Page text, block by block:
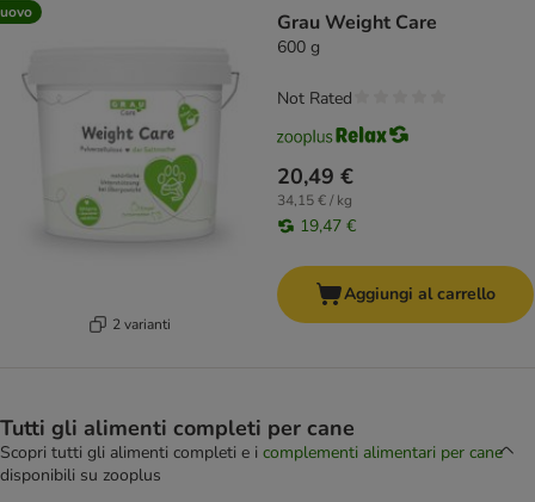
2 varianti
Grau Weight Care
600 g
20,49 €
34,15 € / kg
19,47 €
Not Rated
Aggiungi al carrello
Tutti gli alimenti completi per cane
Scopri tutti gli alimenti completi e i complementi alimentari per cane
disponibili su zooplus